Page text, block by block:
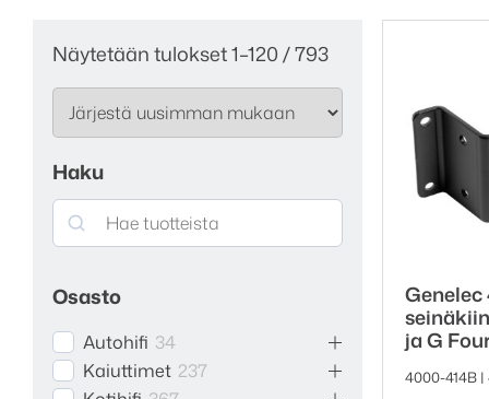
Näytetään tulokset 1–120 / 793Sorted
by
latest
Haku
Search
Osasto
Autohifi 34
Kaiuttimet 237
Genelec
ja G
4000-414B